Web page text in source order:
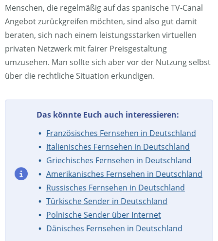
Menschen, die regelmäßig auf das spanische TV-Canal
Angebot zurückgreifen möchten, sind also gut damit
beraten, sich nach einem leistungsstarken virtuellen
privaten Netzwerk mit fairer Preisgestaltung
umzusehen. Man sollte sich aber vor der Nutzung selbst
über die rechtliche Situation erkundigen.
Das könnte Euch auch interessieren:
Französisches Fernsehen in Deutschland
Italienisches Fernsehen in Deutschland
Griechisches Fernsehen in Deutschland
Amerikanisches Fernsehen in Deutschland
Russisches Fernsehen in Deutschland
Türkische Sender in Deutschland
Polnische Sender über Internet
Dänisches Fernsehen in Deutschland